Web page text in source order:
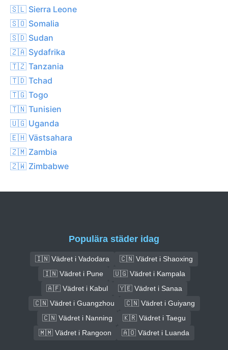
🇸🇱 Sierra Leone
🇸🇴 Somalia
🇸🇩 Sudan
🇿🇦 Sydafrika
🇹🇿 Tanzania
🇹🇩 Tchad
🇹🇬 Togo
🇹🇳 Tunisien
🇺🇬 Uganda
🇪🇭 Västsahara
🇿🇲 Zambia
🇿🇼 Zimbabwe
Populära städer idag
🇮🇳 Vädret i Vadodara
🇨🇳 Vädret i Shaoxing
🇮🇳 Vädret i Pune
🇺🇬 Vädret i Kampala
🇦🇫 Vädret i Kabul
🇾🇪 Vädret i Sanaa
🇨🇳 Vädret i Guangzhou
🇨🇳 Vädret i Guiyang
🇨🇳 Vädret i Nanning
🇰🇷 Vädret i Taegu
🇲🇲 Vädret i Rangoon
🇦🇴 Vädret i Luanda